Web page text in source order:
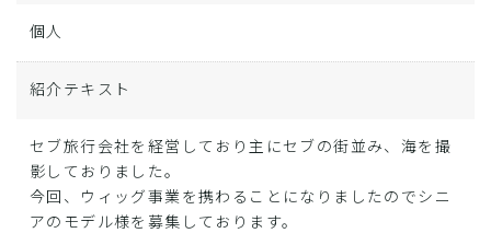
個人
紹介テキスト
セブ旅行会社を経営しており主にセブの街並み、海を撮
影しておりました。
今回、ウィッグ事業を携わることになりましたのでシニ
アのモデル様を募集しております。